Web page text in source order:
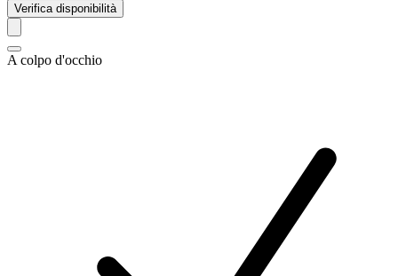
Verifica disponibilità
A colpo d'occhio